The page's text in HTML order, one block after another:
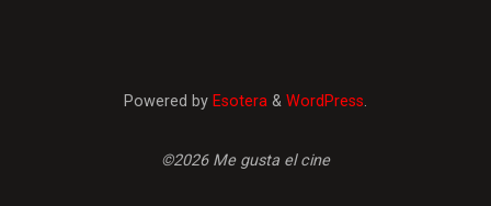
Powered by Esotera & WordPress.
©2026 Me gusta el cine